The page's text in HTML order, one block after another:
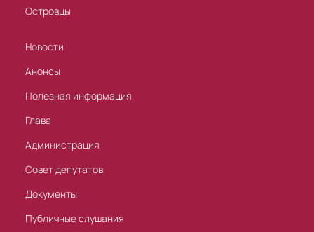
Островцы
Новости
Анонсы
Полезная информация
Глава
Администрация
Совет депутатов
Документы
Публичные слушания